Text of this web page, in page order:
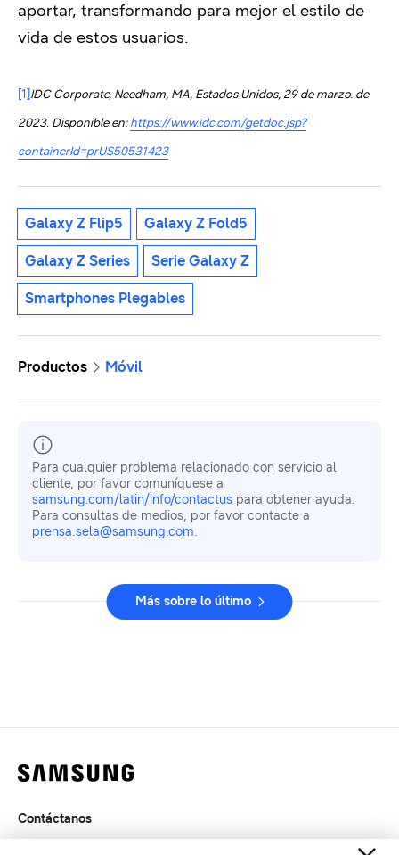
aportar, transformando para mejor el estilo de
vida de estos usuarios.
[1] IDC Corporate, Needham, MA, Estados Unidos, 29 de marzo. de
2023. Disponible en:https://www.idc.com/getdoc.jsp?
containerId=prUS50531423
Galaxy Z Flip5 Galaxy Z Fold5
Galaxy Z Series Serie Galaxy Z
Smartphones Plegables
Productos Móvil
Para cualquier problema relacionado con servicio al
cliente, por favor comuníquese a
samsung.com/latin/info/contactus para obtener ayuda.
Para consultas de medios, por favor contacte a
prensa.sela@samsung.com.
Más sobre lo último
Contáctanos